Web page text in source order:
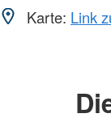
Karte: Link